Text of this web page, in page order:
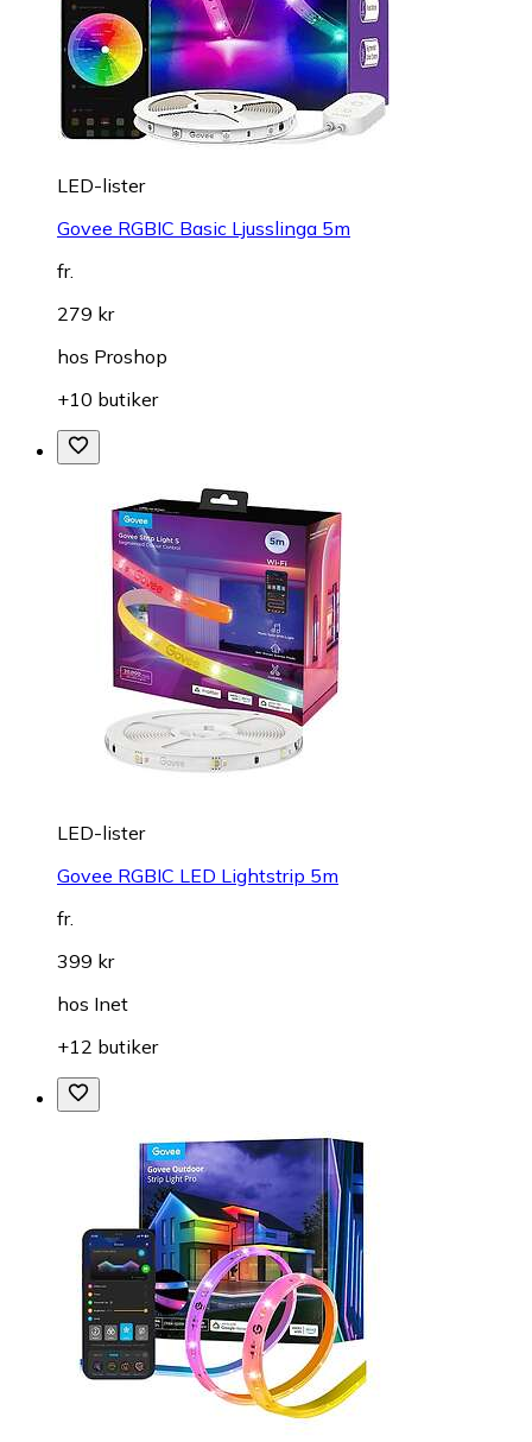
LED-lister
Govee RGBIC Basic Ljusslinga 5m
fr.
279 kr
hos Proshop
+10 butiker
LED-lister
Govee RGBIC LED Lightstrip 5m
fr.
399 kr
hos Inet
+12 butiker